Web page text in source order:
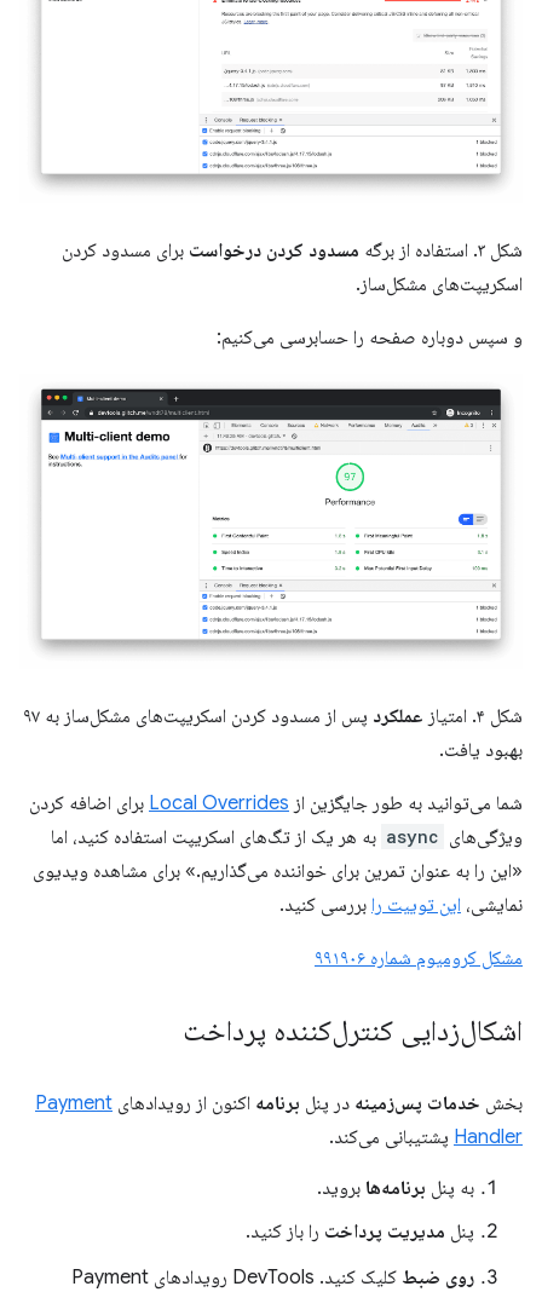
شکل ۳. استفاده از برگه مسدود کردن درخواست برای مسدود کردن
اسکریپت‌های مشکل‌ساز.
و سپس دوباره صفحه را حسابرسی می‌کنیم:
شکل ۴. امتیاز عملکرد
پس از مسدود کردن اسکریپت‌های مشکل‌ساز به ۹۷
بهبود یافت.
شما می‌توانید به طور جایگزین از Local Overrides برای اضافه کردن
ویژگی‌های async به هر یک از تگ‌های اسکریپت استفاده کنید، اما
«این را به عنوان تمرین برای خواننده می‌گذاریم.» برای مشاهده ویدیوی
نمایشی، این توییت را بررسی کنید.
مشکل کرومیوم شماره ۹۹۱۹۰۶
اشکال‌زدایی کنترل‌کننده پرداخت
بخش خدمات پس‌زمینه در پنل برنامه اکنون از رویدادهای Payment
Handler پشتیبانی می‌کند.
به پنل برنامه‌ها بروید.
پنل مدیریت پرداخت را باز کنید.
روی ضبط
کلیک کنید. DevTools رویدادهای Payment